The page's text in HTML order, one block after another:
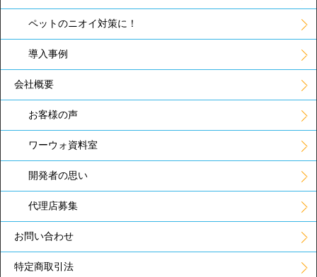
ペットのニオイ対策に！
導入事例
会社概要
お客様の声
ワーウォ資料室
開発者の思い
代理店募集
お問い合わせ
特定商取引法